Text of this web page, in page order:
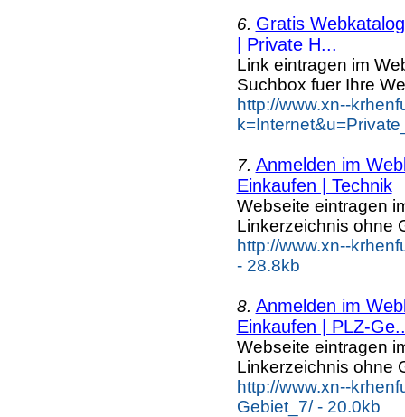
6. Gratis
| Private H...
Link eintragen im
Suchbox fuer Ihre
http://www.xn--
7. Anmelden im
Einkaufen | Technik
Webseite eintragen
Linkerzeichnis ohne
http://www.xn--
- 28.8kb
8. Anmelden im
Einkaufen | PLZ-
Webseite eintragen
Linkerzeichnis ohne
http://www.xn--
Gebiet_7/ - 20.0kb